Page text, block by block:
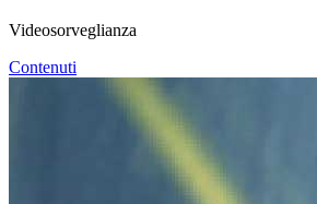
Videosorveglianza
Contenuti